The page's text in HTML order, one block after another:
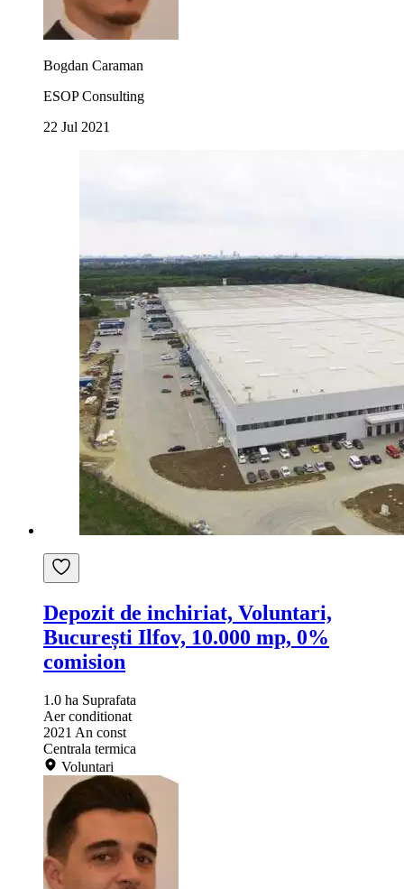
Bogdan Caraman
ESOP Consulting
22 Jul 2021
Depozit de inchiriat, Voluntari,
București Ilfov, 10.000 mp, 0%
comision
1.0 ha Suprafata
Aer conditionat
2021 An const
Centrala termica
Voluntari